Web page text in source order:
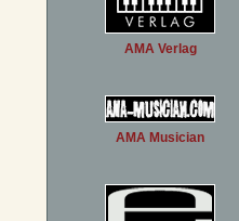
AMA Verlag
AMA Musician